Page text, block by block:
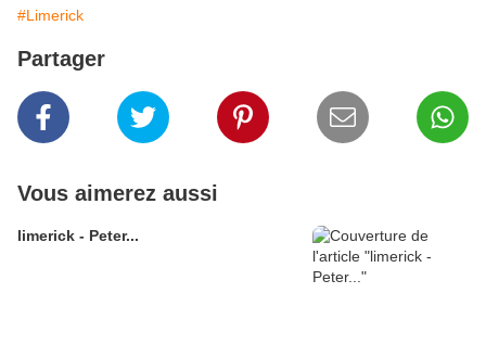
#Limerick
Partager
Vous aimerez aussi
limerick - Peter...